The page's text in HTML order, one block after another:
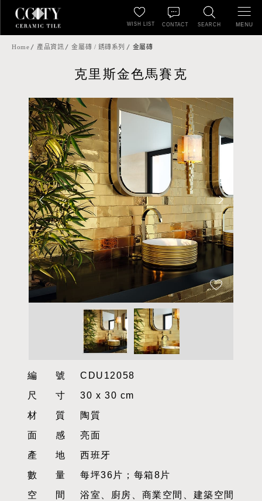
SEARCH
WISH LIST CONTACT MENU
Home 產品資訊 金屬磚 / 銹磚系列 金屬磚
克里斯金色馬賽克
編號CDU12058
尺寸30 x 30 cm
材質陶質
面感亮面
產地西班牙
數量每坪36片；每箱8片
空間浴室、廚房、商業空間、建築空間